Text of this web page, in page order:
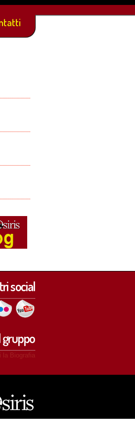
Dino Buzzati!!!
social
gruppo
la Biografia